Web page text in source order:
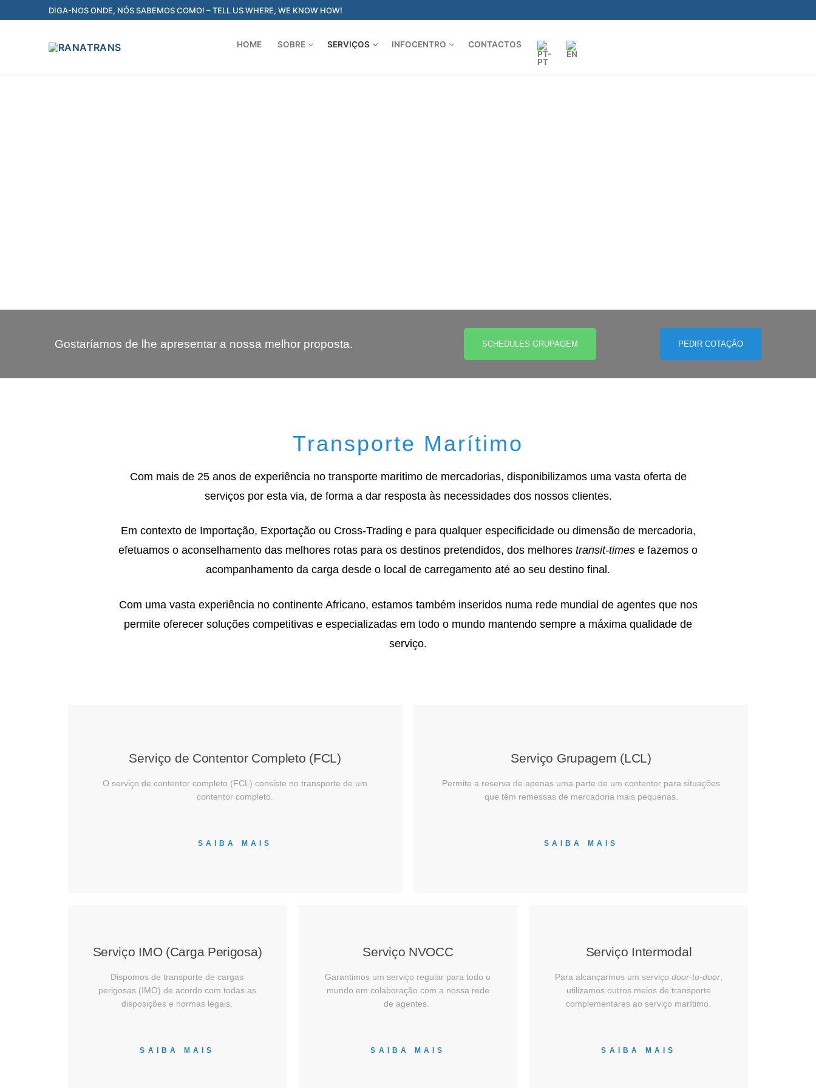
DIGA-NOS ONDE, NÓS SABEMOS COMO! – TELL US WHERE, WE KNOW HOW!
HOME SOBRE SERVIÇOS INFOCENTRO CONTACTOS
Gostaríamos de lhe apresentar a nossa melhor proposta. SCHEDULES GRUPAGEM PEDIR COTAÇÃO
Transporte Marítimo
Com mais de 25 anos de experiência no transporte maritimo de mercadorias, disponibilizamos uma vasta oferta de
serviços por esta via, de forma a dar resposta às necessidades dos nossos clientes.
Em contexto de Importação, Exportação ou Cross-Trading e para qualquer especificidade ou dimensão de mercadoria,
efetuamos o aconselhamento das melhores rotas para os destinos pretendidos, dos melhores transit-times e fazemos o
acompanhamento da carga desde o local de carregamento até ao seu destino final.
Com uma vasta experiência no continente Africano, estamos também inseridos numa rede mundial de agentes que nos
permite oferecer soluções competitivas e especializadas em todo o mundo mantendo sempre a máxima qualidade de
serviço.
Serviço de Contentor Completo (FCL)​
O serviço de contentor completo (FCL) consiste no transporte de um
contentor completo.
SAIBA MAIS
Serviço Grupagem (LCL)​
Permite a reserva de apenas uma parte de um contentor para situações
que têm remessas de mercadoria mais pequenas.
SAIBA MAIS
Serviço IMO (Carga Perigosa)
Dispomos de transporte de cargas
perigosas (IMO) de acordo com todas as
disposições e normas legais.
SAIBA MAIS
Serviço NVOCC​
Garantimos um serviço regular para todo o
mundo em colaboração com a nossa rede
de agentes.
SAIBA MAIS
Serviço Intermodal
Para alcançarmos um serviço door-to-door,
utilizamos outros meios de transporte
complementares ao serviço marítimo.
SAIBA MAIS